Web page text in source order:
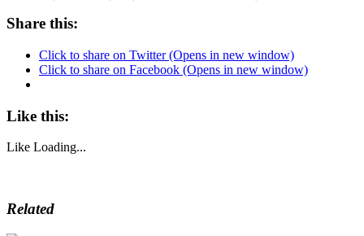
Share this:
Click to share on Twitter (Opens in new window)
Click to share on Facebook (Opens in new window)
Like this:
Like Loading...
Related